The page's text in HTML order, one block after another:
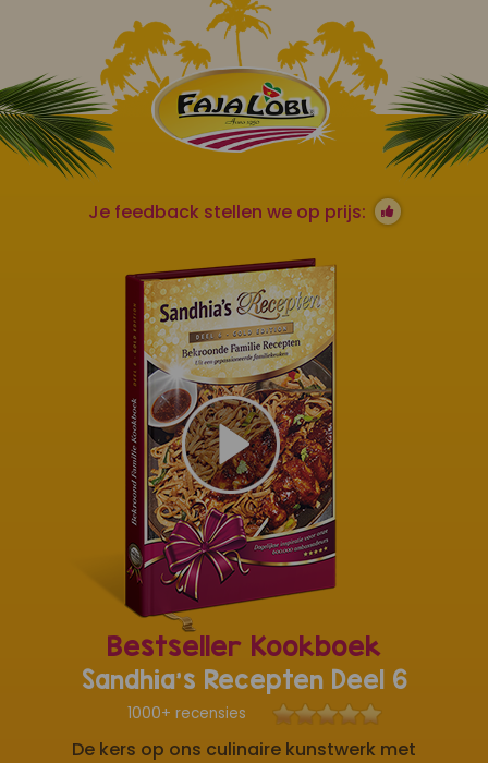
Je feedback stellen we op prijs:
Bestseller Kookboek
Sandhia's Recepten Deel 6
1000+ recensies
De kers op ons culinaire kunstwerk met